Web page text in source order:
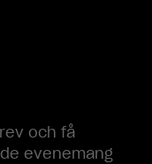
och få
evenemang